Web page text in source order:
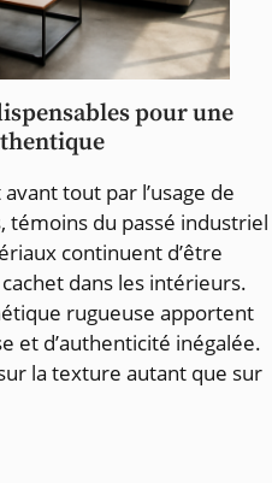
pour une
tout par l’usage de
du passé industriel
continuent d’être
dans les intérieurs.
rugueuse apportent
et d’authenticité inégalée.
la texture autant que sur